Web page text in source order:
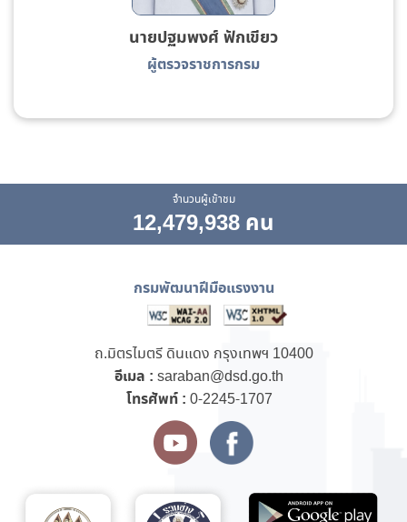
นายปฐมพงศ์ ฟักเขียว
ผู้ตรวจราชการกรม
จำนวนผู้เข้าชม
12,479,938 คน
กรมพัฒนาฝีมือแรงงาน
ถ.มิตรไมตรี ดินแดง กรุงเทพฯ 10400
อีเมล : saraban@dsd.go.th
โทรศัพท์ : 0-2245-1707